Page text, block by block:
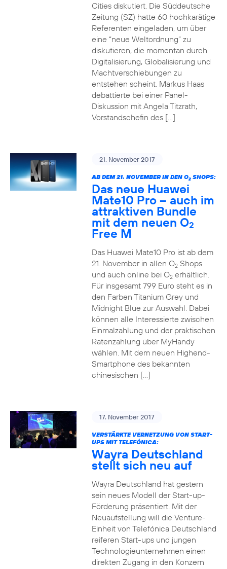
Cities diskutiert. Die Süddeutsche
Zeitung (SZ) hatte 60 hochkarätige
Referenten eingeladen, um über
eine “neue Weltordnung” zu
diskutieren, die momentan durch
Digitalisierung, Globalisierung und
Machtverschiebungen zu
entstehen scheint. Markus Haas
debattierte bei einer Panel-
Diskussion mit Angela Titzrath,
Vorstandschefin des […]
21. November 2017
AB DEM 21. NOVEMBER IN DEN O2SHOPS:
Das neue Huawei
Mate10 Pro – auch im
attraktiven Bundle
mit dem neuen O2
Free M
Das Huawei Mate10 Pro ist ab dem
21. November in allen O2Shops
und auch online bei O2erhältlich.
Für insgesamt 799 Euro steht es in
den Farben Titanium Grey und
Midnight Blue zur Auswahl. Dabei
können alle Interessierte zwischen
Einmalzahlung und der praktischen
Ratenzahlung über MyHandy
wählen. Mit dem neuen Highend-
Smartphone des bekannten
chinesischen […]
17. November 2017
VERSTÄRKTE VERNETZUNG VON START-
UPS MIT TELEFÓNICA:
Wayra Deutschland
stellt sich neu auf
Wayra Deutschland hat gestern
sein neues Modell der Start-up-
Förderung präsentiert. Mit der
Neuaufstellung will die Venture-
Einheit von Telefónica Deutschland
reiferen Start-ups und jungen
Technologieunternehmen einen
direkten Zugang in den Konzern